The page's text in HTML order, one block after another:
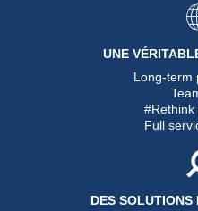
UNE
Long-term
#Rethink
Full
DES SOLUTIONS